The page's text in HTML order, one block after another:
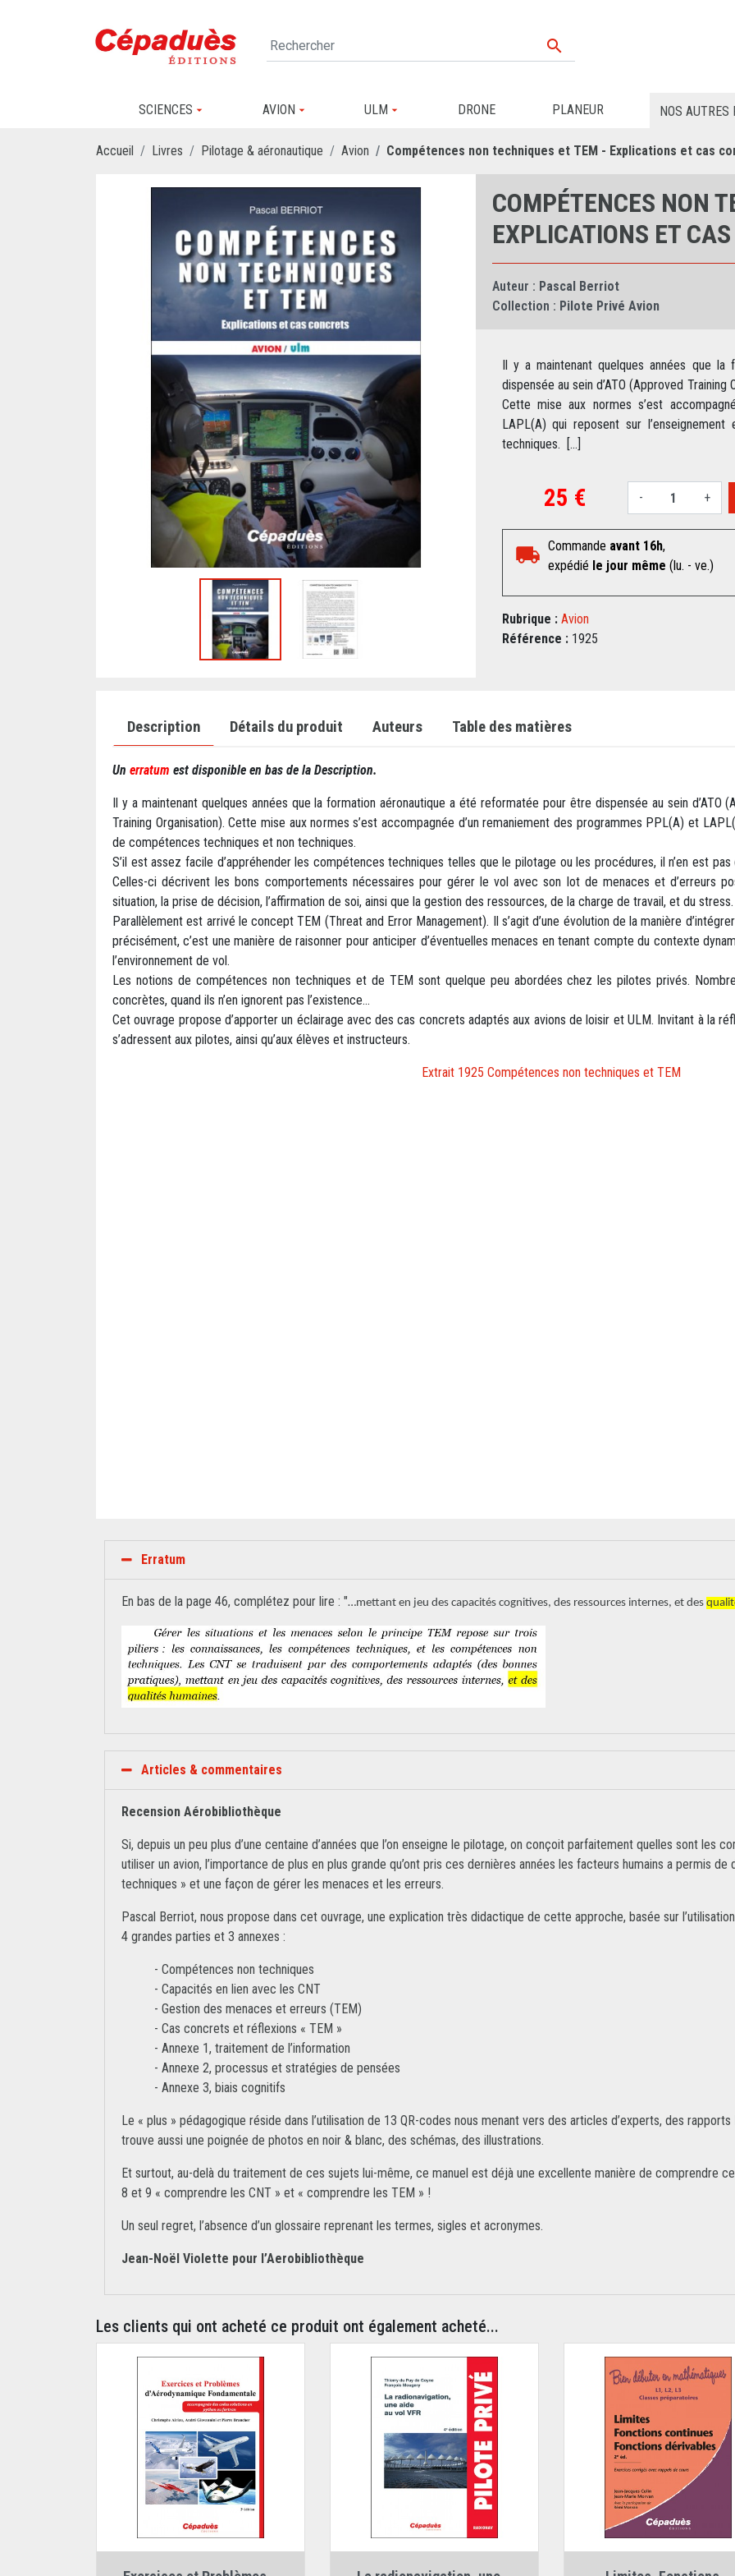

SCIENCES AVION ULM DRONE PLANEUR NOS AUTRES
Accueil Livres Pilotage & aéronautique Avion Compétences non techniques et TEM - Explications et cas
COMPÉTENCES NON
EXPLICATIONS ET
Auteur : Pascal Berriot
Collection : Pilote Privé Avion
Il y a maintenant quelques années que
dispensée au sein d’ATO (Approved
Cette mise aux normes s’est
LAPL(A) qui reposent sur
techniques. [...]
25 € - +
Commande avant 16h,
expédié le jour même (lu. - ve.)
Rubrique : Avion
Référence :1925
Description Détails du produit Auteurs Table des matières
Un erratum est disponible en bas de la Description.
Il y a maintenant quelques années que la formation aéronautique a été reformatée pour être dispensée au sein d’ATO
Training Organisation). Cette mise aux normes s’est accompagnée d’un remaniement des programmes PPL(A) et
de compétences techniques et non techniques.
S’il est assez facile d’appréhender les compétences techniques telles que le pilotage ou les procédures, il n’en est
Celles-ci décrivent les bons comportements nécessaires pour gérer le vol avec son lot de menaces et d’erreurs
situation, la prise de décision, l’affirmation de soi, ainsi que la gestion des ressources, de la charge de travail, et du stress.
Parallèlement est arrivé le concept TEM (Threat and Error Management). Il s’agit d’une évolution de la manière
précisément, c’est une manière de raisonner pour anticiper d’éventuelles menaces en tenant compte du contexte
l’environnement de vol.
Les notions de compétences non techniques et de TEM sont quelque peu abordées chez les pilotes privés.
concrètes, quand ils n’en ignorent pas l’existence...
Cet ouvrage propose d’apporter un éclairage avec des cas concrets adaptés aux avions de loisir et ULM. Invitant à la
s’adressent aux pilotes, ainsi qu’aux élèves et instructeurs.
Extrait 1925 Compétences non techniques et TEM
Erratum
En bas de la page 46, complétez pour lire : "…mettant en jeu des capacités cognitives, des ressources internes, et des
Articles & commentaires
Recension Aérobibliothèque
Si, depuis un peu plus d’une centaine d’années que l’on enseigne le pilotage, on conçoit parfaitement quelles sont les
utiliser un avion, l’importance de plus en plus grande qu’ont pris ces dernières années les facteurs humains a permis
techniques » et une façon de gérer les menaces et les erreurs.
Pascal Berriot, nous propose dans cet ouvrage, une explication très didactique de cette approche, basée sur
4 grandes parties et 3 annexes :
- Compétences non techniques
- Capacités en lien avec les CNT
- Gestion des menaces et erreurs (TEM)
- Cas concrets et réflexions « TEM »
- Annexe 1, traitement de l’information
- Annexe 2, processus et stratégies de pensées
- Annexe 3, biais cognitifs
Le « plus » pédagogique réside dans l’utilisation de 13 QR-codes nous menant vers des articles d’experts, des
trouve aussi une poignée de photos en noir & blanc, des schémas, des illustrations.
Et surtout, au-delà du traitement de ces sujets lui-même, ce manuel est déjà une excellente manière de comprendre
8 et 9 « comprendre les CNT » et « comprendre les TEM » !
Un seul regret, l’absence d’un glossaire reprenant les termes, sigles et acronymes.
Jean-Noël Violette pour l’Aerobibliothèque
Les clients qui ont acheté ce produit ont également acheté...